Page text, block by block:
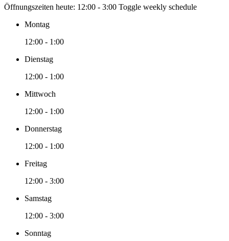
Öffnungszeiten heute: 12:00 - 3:00 Toggle weekly schedule
Montag
12:00 - 1:00
Dienstag
12:00 - 1:00
Mittwoch
12:00 - 1:00
Donnerstag
12:00 - 1:00
Freitag
12:00 - 3:00
Samstag
12:00 - 3:00
Sonntag